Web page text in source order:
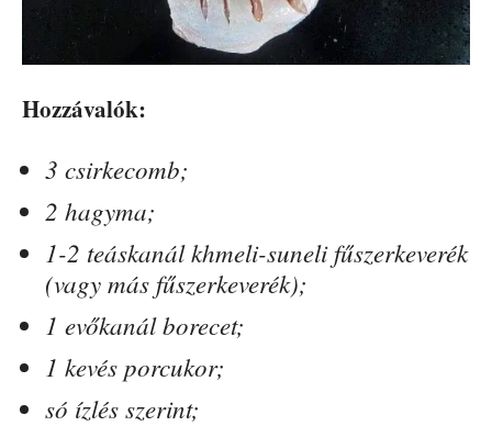
Hozzávalók:
3 csirkecomb;
2 hagyma;
1-2 teáskanál khmeli-suneli fűszerkeverék
(vagy más fűszerkeverék);
1 evőkanál borecet;
1 kevés porcukor;
só ízlés szerint;